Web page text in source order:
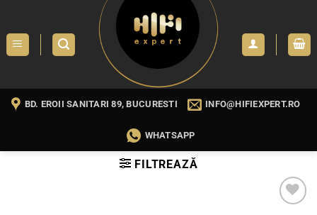
content
BD. EROII SANITARI 89, BUCURESTI INFO@HIFIEXPERT.RO
WHATSAPP
FILTREAZĂ